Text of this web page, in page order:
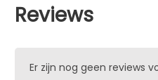
Reviews
Er zijn nog geen reviews